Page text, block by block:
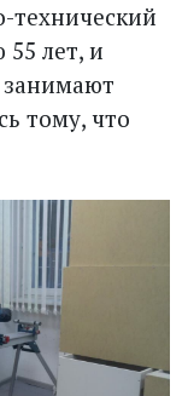
технический
лет, и
занимают
тому, что